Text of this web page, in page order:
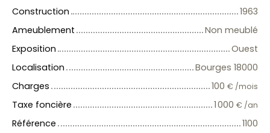
Construction
1963
Ameublement
Non meublé
Exposition
Ouest
Localisation
Bourges 18000
Charges
100 € /mois
Taxe foncière 1 000 € /an
Référence 1100